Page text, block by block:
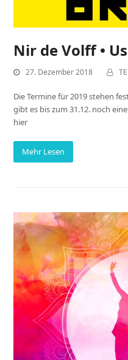
Nir de Volff •
27. Dezember 2018
Die Termine für 2019 stehen
gibt es bis zum 31.12. noch
hier
Mehr Lesen